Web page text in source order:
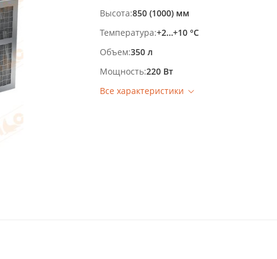
Высота 850 (1000) мм
Температура +2…+10 °С
Объем 350 л
Мощность 220 Вт
Все характеристики